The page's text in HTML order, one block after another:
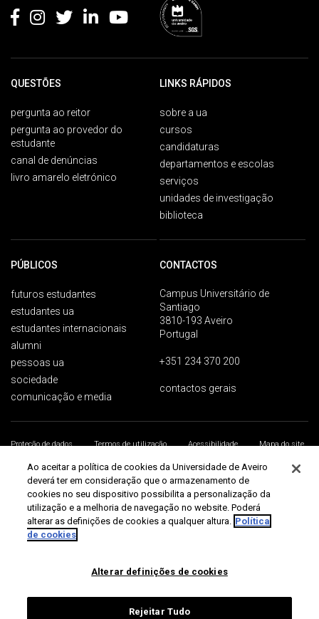
QUESTÕES
pergunta ao reitor
pergunta ao provedor do
estudante
canal de denúncias
livro amarelo eletrónico
LINKS RÁPIDOS
sobre a ua
cursos
candidaturas
departamentos e escolas
serviços
unidades de investigação
biblioteca
PÚBLICOS
futuros estudantes
estudantes ua
estudantes internacionais
alumni
pessoas ua
sociedade
comunicação e media
CONTACTOS
Campus Universitário de
Santiago
3810-193 Aveiro
Portugal
+351 234 370 200
contactos gerais
Proteção de dados Termos de utilização Acessibilidade
Mapa do site
Universidade de Aveiro 2026
Ao aceitar a política de cookies da Universidade de Aveiro
deverá ter em consideração que o armazenamento de
cookies no seu dispositivo possibilita a personalização da
utilização e a melhoria de navegação no website. Poderá
alterar as definições de cookies a qualquer altura. Política
de cookies
Alterar definições de cookies
Rejeitar Tudo